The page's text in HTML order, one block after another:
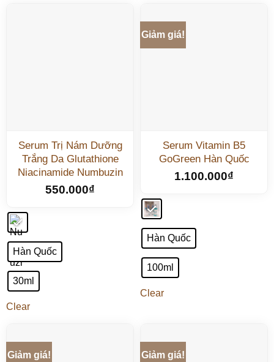
Serum Trị Nám Dưỡng
Trắng Da Glutathione
Niacinamide Numbuzin
550.000₫
Hàn Quốc
30ml
Clear
Giảm giá!
Serum Vitamin B5
GoGreen Hàn Quốc
1.100.000₫
Hàn Quốc
100ml
Clear
Giảm giá! Giảm giá!